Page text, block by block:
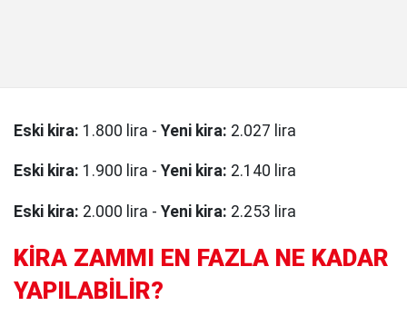
Eski kira: 1.800 lira - Yeni kira: 2.027 lira
Eski kira: 1.900 lira - Yeni kira: 2.140 lira
Eski kira: 2.000 lira - Yeni kira: 2.253 lira
KİRA ZAMMI EN FAZLA NE KADAR
YAPILABİLİR?